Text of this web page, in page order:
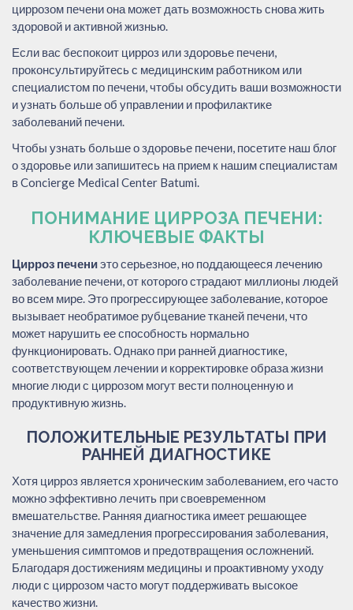
циррозом печени она может дать возможность снова жить
здоровой и активной жизнью.
Если вас беспокоит цирроз или здоровье печени,
проконсультируйтесь с медицинским работником или
специалистом по печени, чтобы обсудить ваши возможности
и узнать больше об управлении и профилактике
заболеваний печени.
Чтобы узнать больше о здоровье печени, посетите наш блог
о здоровье или запишитесь на прием к нашим специалистам
в Concierge Medical Center Batumi.
ПОНИМАНИЕ ЦИРРОЗА ПЕЧЕНИ:
КЛЮЧЕВЫЕ ФАКТЫ
Цирроз печениэто серьезное, но поддающееся лечению
заболевание печени, от которого страдают миллионы людей
во всем мире. Это прогрессирующее заболевание, которое
вызывает необратимое рубцевание тканей печени, что
может нарушить ее способность нормально
функционировать. Однако при ранней диагностике,
соответствующем лечении и корректировке образа жизни
многие люди с циррозом могут вести полноценную и
продуктивную жизнь.
ПОЛОЖИТЕЛЬНЫЕ РЕЗУЛЬТАТЫ ПРИ
РАННЕЙ ДИАГНОСТИКЕ
Хотя цирроз является хроническим заболеванием, его часто
можно эффективно лечить при своевременном
вмешательстве. Ранняя диагностика имеет решающее
значение для замедления прогрессирования заболевания,
уменьшения симптомов и предотвращения осложнений.
Благодаря достижениям медицины и проактивному уходу
люди с циррозом часто могут поддерживать высокое
качество жизни.